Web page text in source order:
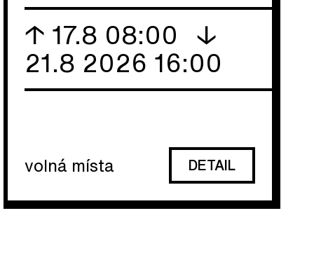
↑ 17.8 08:00
↓
21.8 2026 16:00
volná místa DETAIL